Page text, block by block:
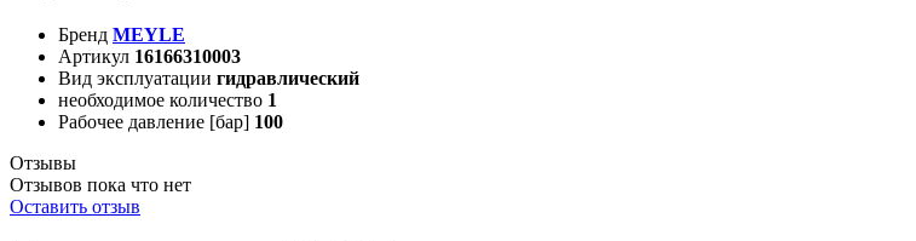
Бренд MEYLE
Артикул 16166310003
Вид эксплуатации гидравлический
необходимое количество 1
Рабочее давление [бар] 100
Отзывы
Отзывов пока что нет
Оставить отзыв